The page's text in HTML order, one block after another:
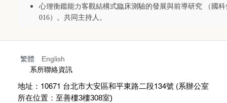
心理衡鑑能力客觀結構式臨床測驗的發展與前導研究 （國
016）。共同主持人。
繁體
English
系所聯絡資訊
地址：10671 台北市大安區和平東路二段134號 (系辦公室
所在位置：至善樓3樓308室)